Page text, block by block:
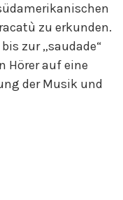
zu erkunden.
zur „saudade“
Hörer auf eine
der Musik und